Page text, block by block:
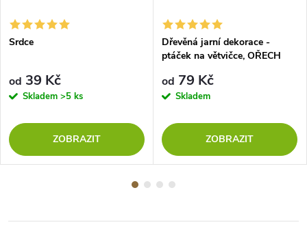
Srdce
od 39 Kč
Skladem >5 ks
ZOBRAZIT
Dřevěná jarní dekorace -
ptáček na větvičce, OŘECH
od 79 Kč
Skladem
ZOBRAZIT